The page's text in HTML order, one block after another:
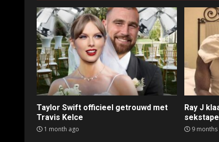
Taylor Swift officieel getrouwd met
Travis Kelce
1 month ago
Ray J
sekstape
9 months